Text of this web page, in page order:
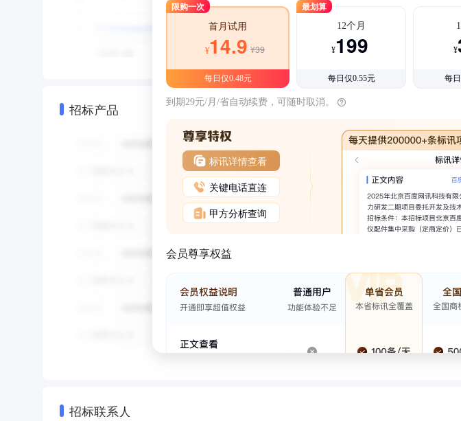
招标产品
限购一次
首月试用
¥14.9 ¥39
每日仅0.48元
最划算
12个月
¥199
每日仅0.55元
¥
每
到期29元/月/省自动续费，可随时取消。
标讯详情查看
关键电话直连
甲方分析查询
会员尊享权益
招标联系人